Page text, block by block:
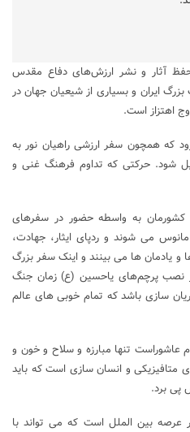
حفظ آثار و نشر ارزش‌های دفاع مقدس
ایران و بسیاری از شیعیان جهان در
اهتزاز است.
که همچون سفر ارزشی راهیان نور به
شود. حرکتی که تداوم فرهنگ غنی و
به واسطه حضور در سفرهای
می شوند و ردپای ایثار، جهادت،
یادمان ها می بینند و اینک سفر بزرگ
نصب پرچم‌های ‌یاحسین (ع) زمان جنگ
سازی باشد که تمام خوبی های عالم
عاشوراست تنها مبارزه و سلاح و خون و
متافیزیکی و انسان سازی است که باید
پی برد.
عرصه بین الملل است که می تواند با